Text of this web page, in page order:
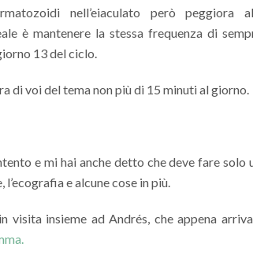
nell’eiaculato però peggiora
è mantenere la stessa frequenza di
13 del ciclo.
di voi del tema non più di 15 minuti al giorno.
e mi hai anche detto che deve fare solo
e alcune cose in più.
visita insieme ad Andrés, che appena